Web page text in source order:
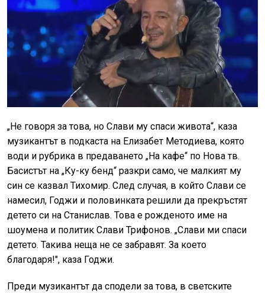
„Не говоря за това, но Слави му спаси живота“, каза
музикантът в подкаста на Елизабет Методиева, която
води и рубрика в предаването „На кафе“ по Нова тв.
Басистът на „Ку-ку бенд“ разкри само, че малкият му
син се казвал Тихомир. След случая, в който Слави се
намесил, Годжи и половинката решили да прекръстят
детето си на Станислав. Това е рожденото име на
шоумена и политик Слави Трифонов. „Слави ми спаси
детето. Такива неща не се забравят. За което
благодаря!", каза Годжи.
Преди музикантът да сподели за това, в светските